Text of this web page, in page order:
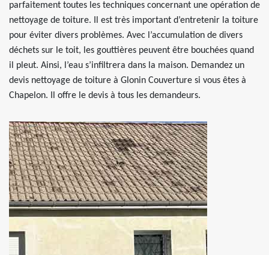
parfaitement toutes les techniques concernant une opération de
nettoyage de toiture. Il est très important d’entretenir la toiture
pour éviter divers problèmes. Avec l’accumulation de divers
déchets sur le toit, les gouttières peuvent être bouchées quand
il pleut. Ainsi, l’eau s’infiltrera dans la maison. Demandez un
devis nettoyage de toiture à Glonin Couverture si vous êtes à
Chapelon. Il offre le devis à tous les demandeurs.